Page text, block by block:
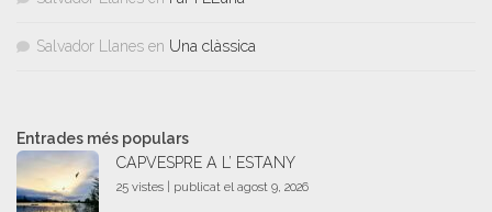
Salvador Llanes en Una clàssica
Entrades més populars
CAPVESPRE A L’ ESTANY
25 vistes | publicat el agost 9, 2026